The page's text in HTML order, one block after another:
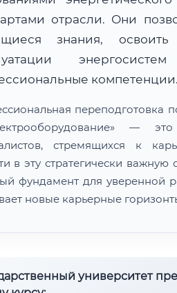
отрасли. Они
знания, освоить
компетенции.
переподготовка
—
стремящихся к
в эту стратегически
фундамент для уверенной
новые карьерные
университет